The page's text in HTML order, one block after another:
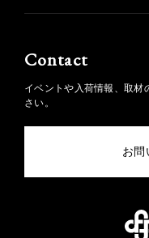
Contact
イベントや入荷情報、取材
さい。
お問